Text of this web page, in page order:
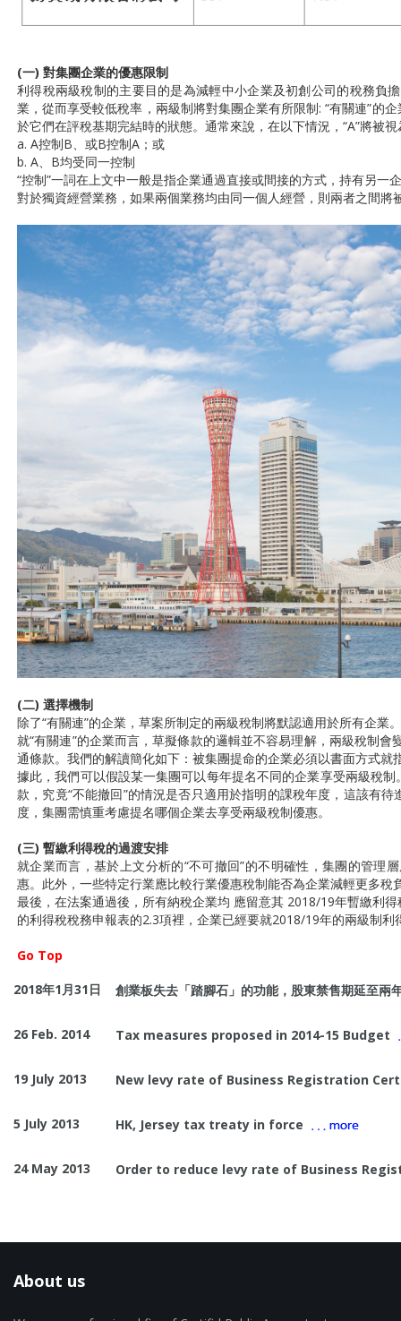
(一) 對集團企業的優惠限制
利得稅兩級稅制的主要目的是為減輕中小企業及初創公司的稅務負
業，從而享受較低稅率，兩級制將對集團企業有所限制: “有關連”的
於它們在評稅基期完結時的狀態。通常來說，在以下情況，“A”將被視
a. A控制B、或B控制A；或
b. A、B均受同一控制
“控制”一詞在上文中一般是指企業通過直接或間接的方式，持有另
對於獨資經營業務，如果兩個業務均由同一個人經營，則兩者之間將
(二) 選擇機制
除了“有關連”的企業，草案所制定的兩級稅制將默認適用於所有企業。
就“有關連”的企業而言，草擬條款的邏輯並不容易理解，兩級稅制
通條款。我們的解讀簡化如下：被集團提命的企業必須以書面方式
據此，我們可以假設某一集團可以每年提名不同的企業享受兩級稅
款，究竟“不能撤回”的情況是否只適用於指明的課稅年度，這該有
度，集團需慎重考慮提名哪個企業去享受兩級稅制優惠。
(三) 暫繳利得稅的過渡安排
就企業而言，基於上文分析的“不可撤回”的不明確性，集團的管理
惠。此外，一些特定行業應比較行業優惠稅制能否為企業減輕更多稅
最後，在法案通過後，所有納稅企業均 應留意其 2018/19年暫繳利
的利得稅稅務申報表的2.3項裡，企業已經要就2018/19年的兩級制利
Go Top
2018年1月31日 創業板失去「踏腳石」的功能，股東禁售期延至兩
26 Feb. 2014 Tax measures proposed in 2014-15 Budget
19 July 2013 New levy rate of Business Registration
5 July 2013 HK, Jersey tax treaty in force
24 May 2013 Order to reduce levy rate of Business
About us